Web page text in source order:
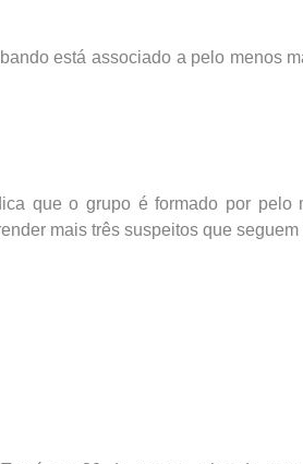
está associado a pelo menos
que o grupo é formado por pelo
mais três suspeitos que seguem